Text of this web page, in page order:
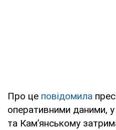
Про це повідомила
оперативними даними, у
та Кам’янському